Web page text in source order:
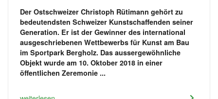
Der Ostschweizer Christoph Rütimann gehört zu
bedeutendsten Schweizer Kunstschaffenden seiner
Generation. Er ist der Gewinner des international
ausgeschriebenen Wettbewerbs für Kunst am Bau
im Sportpark Bergholz. Das aussergewöhnliche
Objekt wurde am 10. Oktober 2018 in einer
öffentlichen Zeremonie ...